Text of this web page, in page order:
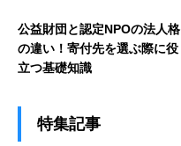
公益財団と認定NPOの法人格
の違い！寄付先を選ぶ際に役
立つ基礎知識
特集記事